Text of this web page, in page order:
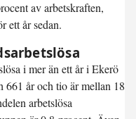
av arbetskraften,
ett år sedan.
i mer än ett år i Ekerö
661 år och tio är mellan 18
arbetslösa